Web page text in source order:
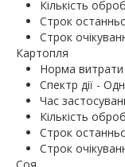
Кількість
Строк
Строк
Картопля
Норма витрати
Спектр дії -
Час
Кількість
Строк
Строк